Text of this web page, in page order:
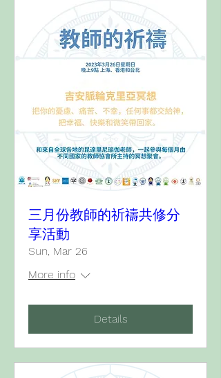
三月份教師的祈禱共修分
享活動
Sun, Mar 26
More info
Details